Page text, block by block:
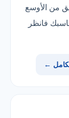
من الأوسع
لم تناسبك فانظر
←